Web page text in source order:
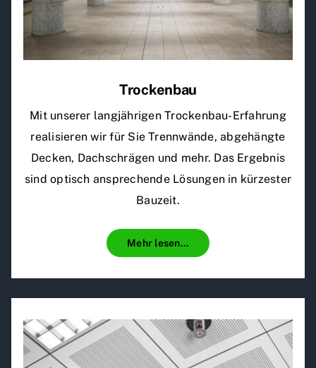
Trockenbau
Mit unserer langjährigen Trockenbau-Erfahrung
realisieren wir für Sie Trennwände, abgehängte
Decken, Dachschrägen und mehr. Das Ergebnis
sind optisch ansprechende Lösungen in kürzester
Bauzeit.
Mehr lesen…